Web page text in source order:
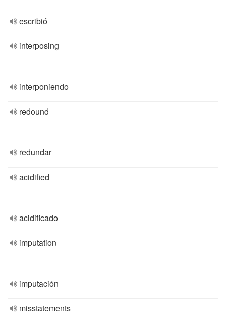
escribió
interposing
interponiendo
redound
redundar
acidified
acidificado
imputation
imputación
misstatements